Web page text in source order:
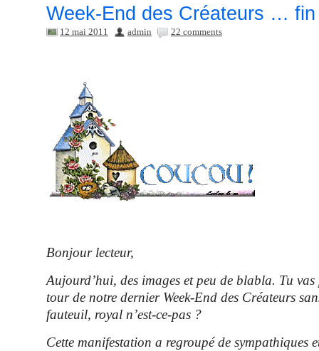
Week-End des Créateurs … fin
12 mai 2011 admin 22 comments
Bonjour lecteur,
Aujourd’hui, des images et peu de blabla. Tu
tour de notre dernier Week-End des Créateurs
fauteuil, royal n’est-ce-pas ?
Cette manifestation a regroupé de sympathiques